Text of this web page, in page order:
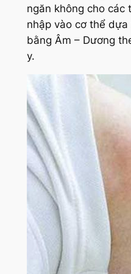
ngăn không cho các
nhập vào cơ thể
bằng Âm – Dương
y.